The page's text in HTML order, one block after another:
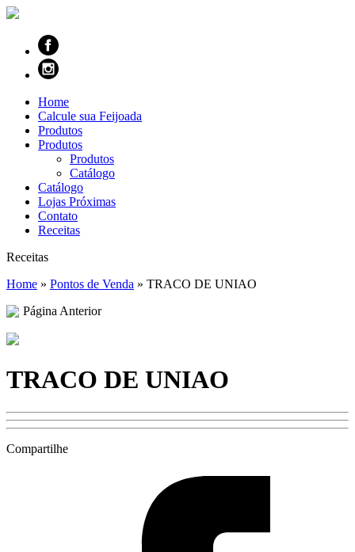
Home
Calcule sua Feijoada
Produtos
Produtos
Produtos
Catálogo
Catálogo
Lojas Próximas
Contato
Receitas
Receitas
Home » Pontos de Venda » TRACO DE UNIAO
Página Anterior
TRACO DE UNIAO
Compartilhe